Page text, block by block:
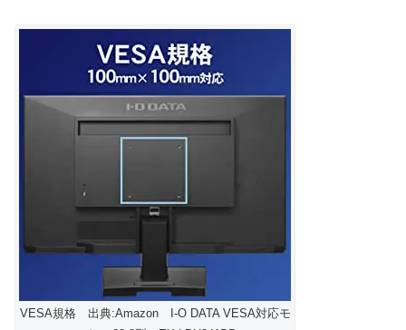
VESA規格 出典:Amazon I-O DATA VESA対応モ